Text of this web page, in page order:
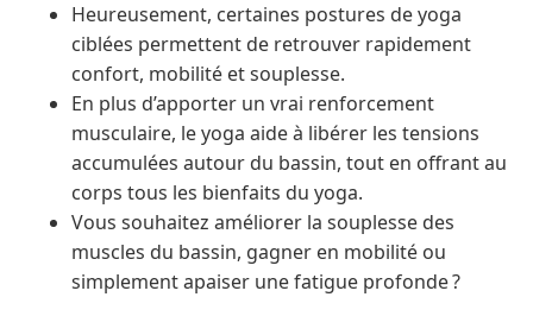
Heureusement, certaines postures de yoga
ciblées permettent de retrouver rapidement
confort, mobilité et souplesse.
En plus d’apporter un vrai renforcement
musculaire, le yoga aide à libérer les tensions
accumulées autour du bassin, tout en offrant au
corps tous les bienfaits du yoga.
Vous souhaitez améliorer la souplesse des
muscles du bassin, gagner en mobilité ou
simplement apaiser une fatigue profonde ?